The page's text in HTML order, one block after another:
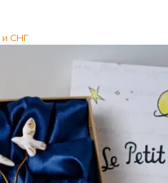
и СНГ